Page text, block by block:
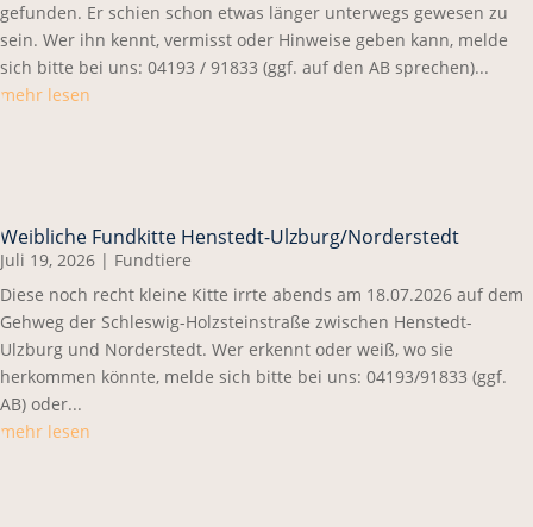
gefunden. Er schien schon etwas länger unterwegs gewesen zu
sein. Wer ihn kennt, vermisst oder Hinweise geben kann, melde
sich bitte bei uns: 04193 / 91833 (ggf. auf den AB sprechen)...
mehr lesen
Weibliche Fundkitte Henstedt-Ulzburg/Norderstedt
Juli 19, 2026 | Fundtiere
Diese noch recht kleine Kitte irrte abends am 18.07.2026 auf dem
Gehweg der Schleswig-Holzsteinstraße zwischen Henstedt-
Ulzburg und Norderstedt. Wer erkennt oder weiß, wo sie
herkommen könnte, melde sich bitte bei uns: 04193/91833 (ggf.
AB) oder...
mehr lesen